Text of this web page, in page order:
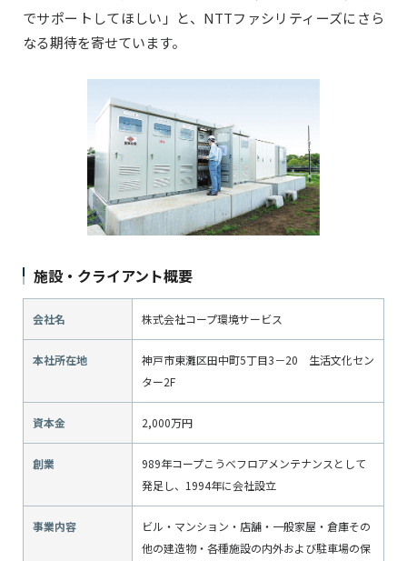
でサポートしてほしい」と、NTTファシリティーズにさら
なる期待を寄せています。
施設・クライアント概要
会社名 株式会社コープ環境サービス
本社所在地
神戸市東灘区田中町5丁目3－20 生活文化セン
ター2F
資本金 2,000万円
創業
989年コープこうべフロアメンテナンスとして
発足し、1994年に会社設立
事業内容
ビル・マンション・店舗・一般家屋・倉庫その
他の建造物・各種施設の内外および駐車場の保